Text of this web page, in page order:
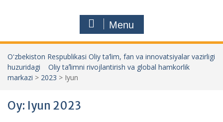
Menu
Oʻzbekiston Respublikasi Oliy ta’lim, fan va innovatsiyalar vazirligi
huzuridagi Oliy taʼlimni rivojlantirish va global hamkorlik
markazi > 2023 > Iyun
Oy: Iyun 2023